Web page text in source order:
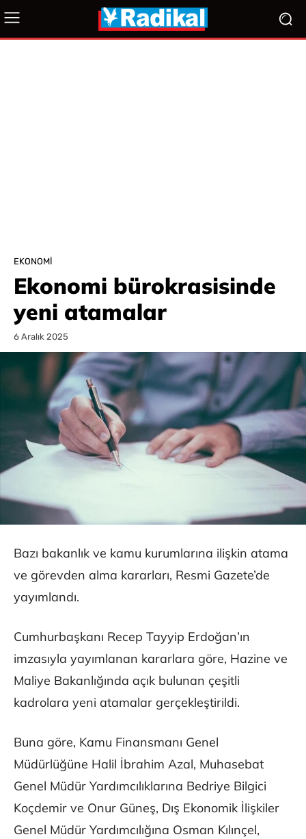
EKONOMI
Ekonomi bürokrasisinde
yeni atamalar
6 Aralık 2025
Bazı bakanlık ve kamu kurumlarına ilişkin atama
ve görevden alma kararları, Resmi Gazete’de
yayımlandı.
Cumhurbaşkanı Recep Tayyip Erdoğan’ın
imzasıyla yayımlanan kararlara göre, Hazine ve
Maliye Bakanlığında açık bulunan çeşitli
kadrolara yeni atamalar gerçekleştirildi.
Buna göre, Kamu Finansmanı Genel
Müdürlüğüne Halil İbrahim Azal, Muhasebat
Genel Müdür Yardımcılıklarına Bedriye Bilgici
Koçdemir ve Onur Güneş, Dış Ekonomik İlişkiler
Genel Müdür Yardımcılığına Osman Kılınçel,